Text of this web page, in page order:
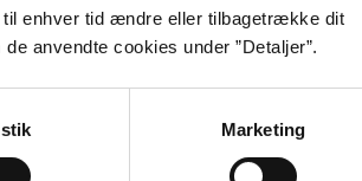
enhver tid ændre eller tilbagetrække dit
anvendte cookies under ”Detaljer”.
Marketing